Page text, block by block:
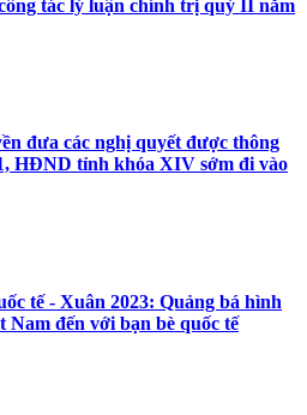
tác lý luận chính trị quý II năm
đưa các nghị quyết được thông
HĐND tỉnh khóa XIV sớm đi vào
tế - Xuân 2023: Quảng bá hình
Nam đến với bạn bè quốc tế